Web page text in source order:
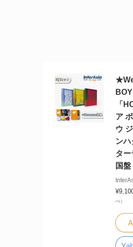
「
ア
ウ
ン
タ
国
べ）